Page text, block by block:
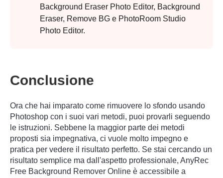
Background Eraser Photo Editor, Background
Eraser, Remove BG e PhotoRoom Studio
Photo Editor.
Conclusione
Ora che hai imparato come rimuovere lo sfondo usando
Photoshop con i suoi vari metodi, puoi provarli seguendo
le istruzioni. Sebbene la maggior parte dei metodi
proposti sia impegnativa, ci vuole molto impegno e
pratica per vedere il risultato perfetto. Se stai cercando un
risultato semplice ma dall'aspetto professionale, AnyRec
Free Background Remover Online è accessibile a